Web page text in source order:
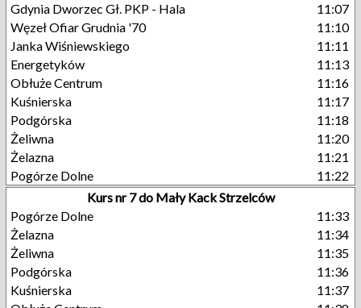
Gdynia Dworzec Gł. PKP - Hala
11:07
Węzeł Ofiar Grudnia '70
11:10
Janka Wiśniewskiego
11:11
Energetyków
11:13
Obłuże Centrum
11:16
Kuśnierska
11:17
Podgórska
11:18
Żeliwna
11:20
Żelazna
11:21
Pogórze Dolne
11:22
Kurs nr 7 do Mały Kack Strzelców
Pogórze Dolne
11:33
Żelazna
11:34
Żeliwna
11:35
Podgórska
11:36
Kuśnierska
11:37